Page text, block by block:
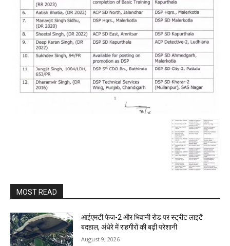
MOST READ
आईएमटी फेज-2 और भिवानी रोड पर स्ट्रीट लाइटें
बदहाल, अंधेरे में राहगीरों की बढ़ी परेशानी
August 9, 2026